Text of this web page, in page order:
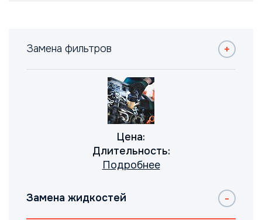
Замена фильтров
Цена:
Длительность:
Подробнее
Замена жидкостей